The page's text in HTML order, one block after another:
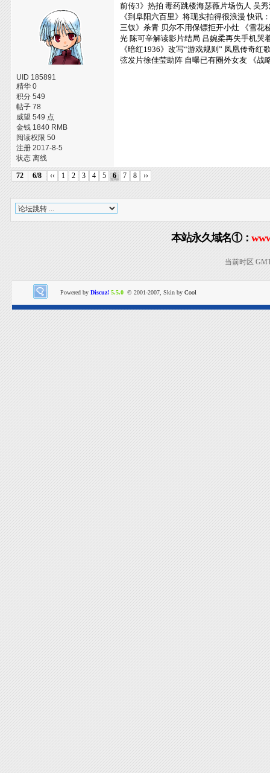
UID 185891
精华 0
积分 549
帖子 78
威望 549 点
金钱 1840 RMB
阅读权限 50
注册 2017-8-5
状态 离线
前传3》热拍 毒药跳楼海瑟薇片场伤人 吴
《到阜阳六百里》将现实拍得很浪漫 快讯
三钗》杀青 贝尔不用保镖拒开小灶
《雪花
光 陈可辛解读影片结局 吕婉柔再失手机哭
《暗红1936》改写“游戏规则” 凤凰传奇红
弦发片徐佳莹助阵 自曝已有圈外女友
《战
72 6/8 ‹‹ 1 2 3 4 5 6 7 8 ››
本站永久域名①：
当前时区
Powered by Discuz! 5.5.0 © 2001-2007, Skin by Cool